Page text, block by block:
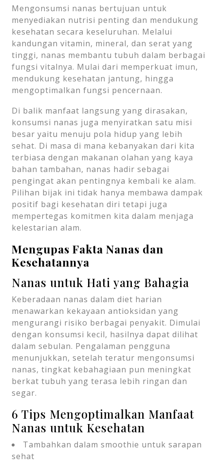
Mengonsumsi nanas bertujuan untuk
menyediakan nutrisi penting dan mendukung
kesehatan secara keseluruhan. Melalui
kandungan vitamin, mineral, dan serat yang
tinggi, nanas membantu tubuh dalam berbagai
fungsi vitalnya. Mulai dari memperkuat imun,
mendukung kesehatan jantung, hingga
mengoptimalkan fungsi pencernaan.
Di balik manfaat langsung yang dirasakan,
konsumsi nanas juga menyiratkan satu misi
besar yaitu menuju pola hidup yang lebih
sehat. Di masa di mana kebanyakan dari kita
terbiasa dengan makanan olahan yang kaya
bahan tambahan, nanas hadir sebagai
pengingat akan pentingnya kembali ke alam.
Pilihan bijak ini tidak hanya membawa dampak
positif bagi kesehatan diri tetapi juga
mempertegas komitmen kita dalam menjaga
kelestarian alam.
Mengupas Fakta Nanas dan
Kesehatannya
Nanas untuk Hati yang Bahagia
Keberadaan nanas dalam diet harian
menawarkan kekayaan antioksidan yang
mengurangi risiko berbagai penyakit. Dimulai
dengan konsumsi kecil, hasilnya dapat dilihat
dalam sebulan. Pengalaman pengguna
menunjukkan, setelah teratur mengonsumsi
nanas, tingkat kebahagiaan pun meningkat
berkat tubuh yang terasa lebih ringan dan
segar.
6 Tips Mengoptimalkan Manfaat
Nanas untuk Kesehatan
Tambahkan dalam smoothie untuk sarapan
sehat